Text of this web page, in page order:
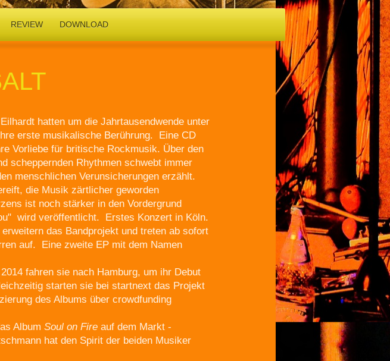
REVIEW DOWNLOAD
hatten um die Jahrtausendwende unter
erste musikalische Berührung. Eine CD
Vorliebe für britische Rockmusik. Über den
scheppernden Rhythmen schwebt immer
menschlichen Verunsicherungen erzählt.
die Musik zärtlicher geworden
ist noch stärker in den Vordergrund
wird veröffentlicht. Erstes Konzert in Köln.
das Bandprojekt und treten ab sofort
auf. Eine zweite EP mit dem Namen
fahren sie nach Hamburg, um ihr Debut
starten sie bei startnext das Projekt
des Albums über crowdfunding
Album Soul on Fireauf dem Markt -
hat den Spirit der beiden Musiker